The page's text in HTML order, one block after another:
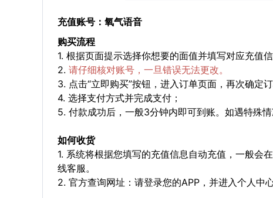
充值账号：氧气语音
购买流程
1. 根据页面提示选择你想要的面值并填写对应充值信
2. 请仔细核对账号，一旦错误无法更改。
3. 点击“立即购买”按钮，进入订单页面，再次确定订
4. 选择支付方式并完成支付；
5. 付款成功后，一般3分钟内即可到账。如遇特殊
如何收货
1. 系统将根据您填写的充值信息自动充值，一般会
线客服。
2. 官方查询网址：请登录您的APP，并进入个人中